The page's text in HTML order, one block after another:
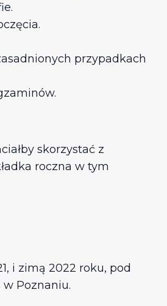
przypadkach
skorzystać z
roczna w tym
i zimą 2022 roku, pod
Poznaniu.